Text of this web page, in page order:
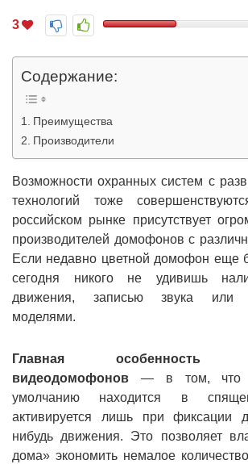
3
Содержание:
Преимущества
Производители
Возможности охранных систем с
технологий тоже
российском рынке присутствует
производителей домофонов с
Если недавно цветной домофон еще
сегодня никого не удивишь
движения, записью звука или
моделями.
Главная особенность
видеодомофонов — в том, что
умолчанию находится в
активируется лишь при фиксации
нибудь движения. Это позволяет
дома» экономить немалое